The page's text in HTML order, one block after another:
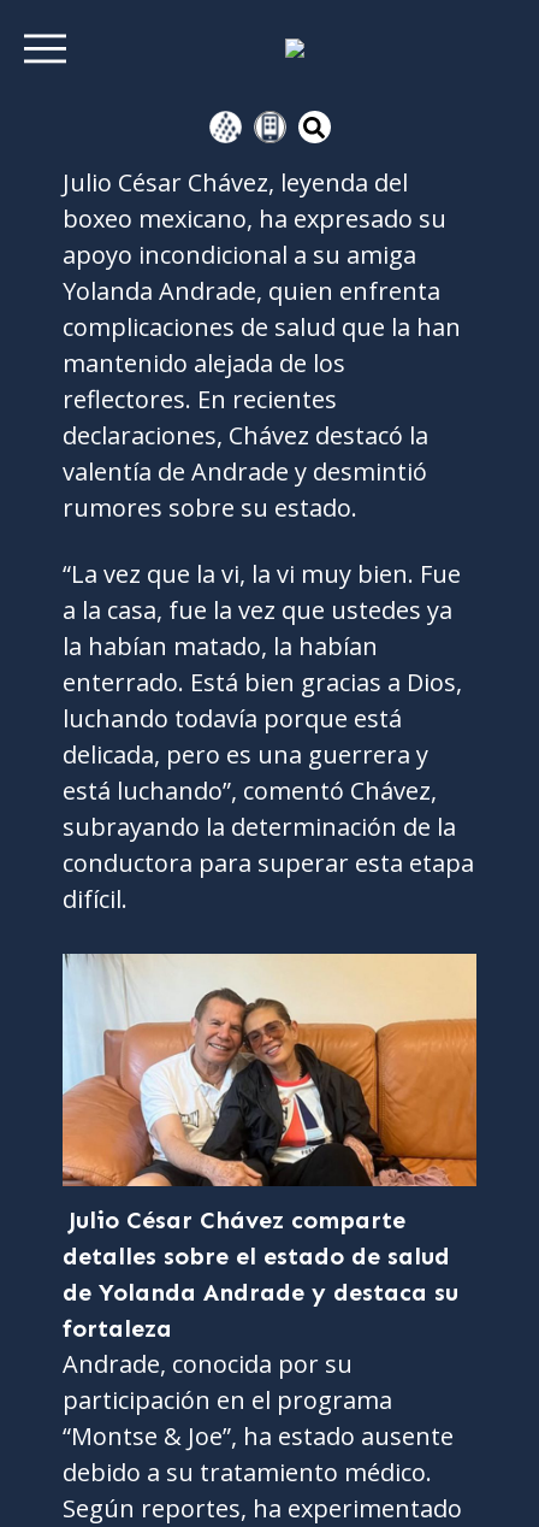
Julio César Chávez, leyenda del
boxeo mexicano, ha expresado su
apoyo incondicional a su amiga
Yolanda Andrade, quien enfrenta
complicaciones de salud que la han
mantenido alejada de los
reflectores. En recientes
declaraciones, Chávez destacó la
valentía de Andrade y desmintió
rumores sobre su estado.
“La vez que la vi, la vi muy bien. Fue
a la casa, fue la vez que ustedes ya
la habían matado, la habían
enterrado. Está bien gracias a Dios,
luchando todavía porque está
delicada, pero es una guerrera y
está luchando”, comentó Chávez,
subrayando la determinación de la
conductora para superar esta etapa
difícil.
Julio César Chávez comparte
detalles sobre el estado de salud
de Yolanda Andrade y destaca su
fortaleza
Andrade, conocida por su
participación en el programa
“Montse & Joe”, ha estado ausente
debido a su tratamiento médico.
Según reportes, ha experimentado